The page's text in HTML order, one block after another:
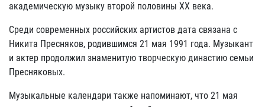
академическую музыку второй половины XX века.
Среди современных российских артистов дата связана с
Никита Пресняков, родившимся 21 мая 1991 года. Музыкант
и актер продолжил знаменитую творческую династию семьи
Пресняковых.
Музыкальные календари также напоминают, что 21 мая